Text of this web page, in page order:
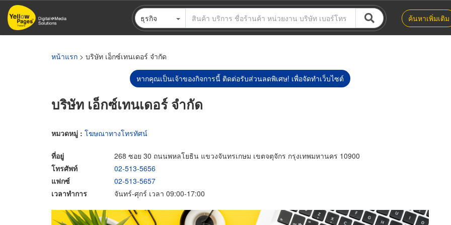
ข้าม
ไป
ธุรกิจ ค้นหาเพิ่มเติม
หน้าแรก > บริษัท เอ็กซ์เทนเดอร์ จำกัด
หากคุณเป็นเจ้าของกิจการนี้ ติดต่อรับส่วนลดพิเศษ! เพื่อจัดทำเว็บไซต์
บริษัท เอ็กซ์เทนเดอร์ จำกัด
หมวดหมู่ : โฆษณาทางโทรทัศน์
ที่อยู่
268 ซอย 30 ถนนพหลโยธิน แขวงจันทรเกษม เขตจตุจักร กรุงเทพมหานคร 10900
โทรศัพท์
02-513-5656
แฟกซ์
02-513-5657
เวลาทำการ
จันทร์-ศุกร์ เวลา 09:00-17:00